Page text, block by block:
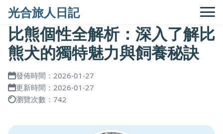
光合旅人日記
比熊個性全解析：深入了解比
熊犬的獨特魅力與飼養秘訣
發佈時間：2026-01-27
更新時間：2026-01-27
瀏覽次數：742